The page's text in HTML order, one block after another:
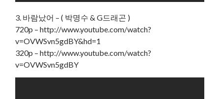
3. 바람났어 – ( 박명수 & G드래곤 )
720p – http://www.youtube.com/watch?
v=OVWSvn5gdBY&hd=1
320p – http://www.youtube.com/watch?
v=OVWSvn5gdBY